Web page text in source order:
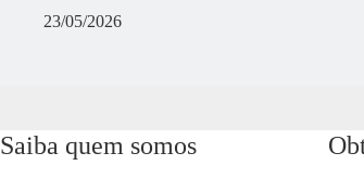
23/05/2026
Saiba quem somos